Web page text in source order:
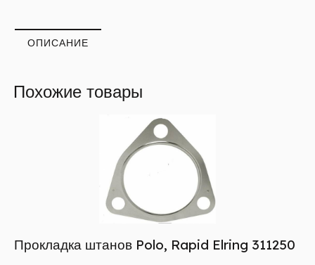
ОПИСАНИЕ
Похожие товары
Прокладка штанов Polo, Rapid Elring 311250